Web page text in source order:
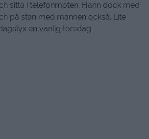
sitta i telefonmöten. Hann dock med
på stan med mannen också. Lite
en vanlig torsdag.